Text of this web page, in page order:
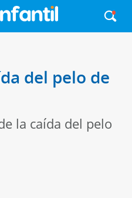
del pelo de
la caída del pelo